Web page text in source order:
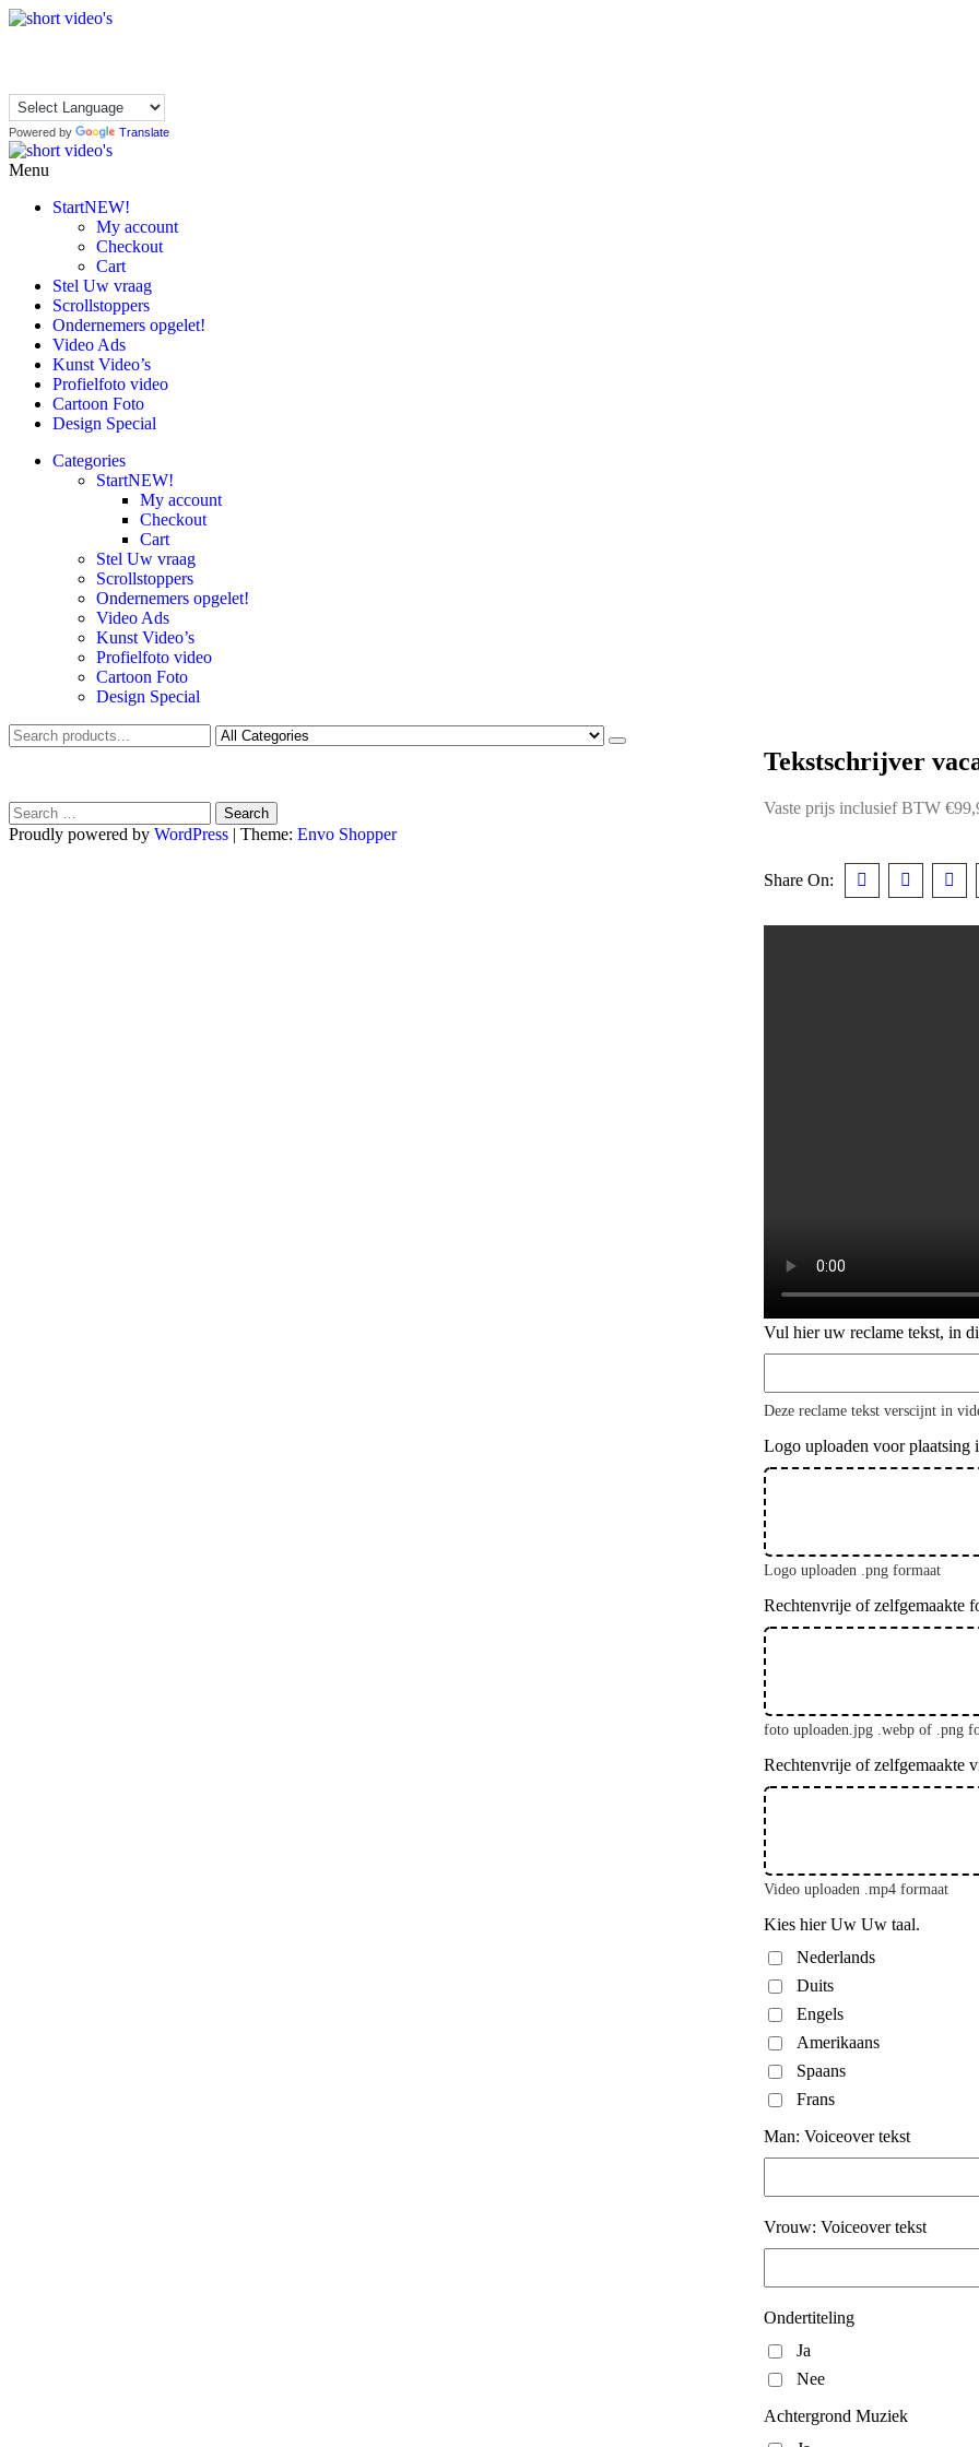
Skip
Powered by Translate
Menu
StartNEW!
My account
Checkout
Cart
Stel Uw vraag
Scrollstoppers
Ondernemers opgelet!
Video Ads
Kunst Video’s
Profielfoto video
Cartoon Foto
Design Special
Categories
StartNEW!
My account
Checkout
Cart
Stel Uw vraag
Scrollstoppers
Ondernemers opgelet!
Video Ads
Kunst Video’s
Profielfoto video
Cartoon Foto
Design Special
Tekstschrijver
Vaste prijs inclusief BTW €
Share On:
Vul hier uw reclame tekst, in
Deze reclame tekst verscijnt in
Logo uploaden voor plaatsing
Logo uploaden .png formaat
Rechtenvrije of zelfgemaakte
foto uploaden.jpg .webp of .png
Rechtenvrije of zelfgemaakte
Video uploaden .mp4 formaat
Kies hier Uw Uw taal.
Nederlands
Duits
Engels
Amerikaans
Spaans
Frans
Man: Voiceover tekst
Vrouw: Voiceover tekst
Ondertiteling
Ja
Nee
Achtergrond Muziek
Search
for:
Proudly powered by WordPress | Theme: Envo Shopper